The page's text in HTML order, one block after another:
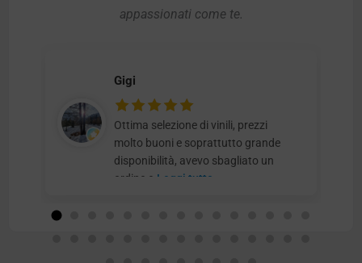
appassionati come te.
Gigi
Ottima selezione di vinili, prezzi
molto buoni e soprattutto grande
disponibilità, avevo sbagliato un
ordine e Leggi tutto